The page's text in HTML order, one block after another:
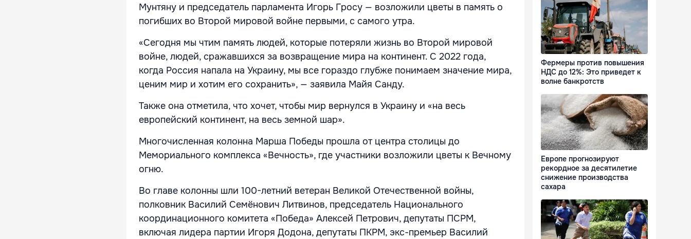
Мунтяну и председатель парламента Игорь Гросу — возложили цветы в память о
погибших во Второй мировой войне первыми, с самого утра.
«Сегодня мы чтим память людей, которые потеряли жизнь во Второй мировой
войне, людей, сражавшихся за возвращение мира на континент. С 2022 года,
когда Россия напала на Украину, мы все гораздо глубже понимаем значение мира,
ценим мир и хотим его сохранить», — заявила Майя Санду.
Также она отметила, что хочет, чтобы мир вернулся в Украину и «на весь
европейский континент, на весь земной шар».
Многочисленная колонна Марша Победы прошла от центра столицы до
Мемориального комплекса «Вечность», где участники возложили цветы к Вечному
огню.
Во главе колонны шли 100-летний ветеран Великой Отечественной войны,
полковник Василий Семёнович Литвинов, председатель Национального
координационного комитета «Победа» Алексей Петрович, депутаты ПСРМ,
включая лидера партии Игоря Додона, депутаты ПКРМ, экс-премьер Василий
Фермеры против повышения
НДС до 12%: Это приведет к
волне банкротств
Европе прогнозируют
рекордное за десятилетие
снижение производства
сахара